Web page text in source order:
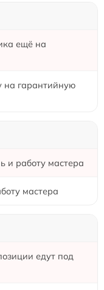
ещё на
на гарантийную
и работу мастера
мастера
едут под